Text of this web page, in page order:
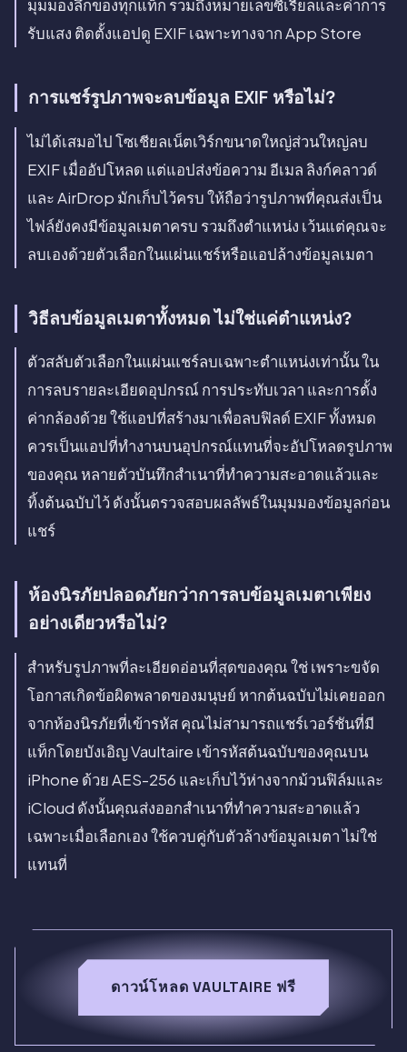
มุมมองลึกของทุกแท็ก รวมถึงหมายเลขซีเรียลและค่าการ
รับแสง ติดตั้งแอปดู EXIF เฉพาะทางจาก App Store
การแชร์รูปภาพจะลบข้อมูล EXIF หรือไม่?
ไม่ได้เสมอไป โซเชียลเน็ตเวิร์กขนาดใหญ่ส่วนใหญ่ลบ
EXIF เมื่ออัปโหลด แต่แอปส่งข้อความ อีเมล ลิงก์คลาวด์
และ AirDrop มักเก็บไว้ครบ ให้ถือว่ารูปภาพที่คุณส่งเป็น
ไฟล์ยังคงมีข้อมูลเมตาครบ รวมถึงตำแหน่ง เว้นแต่คุณจะ
ลบเองด้วยตัวเลือกในแผ่นแชร์หรือแอปล้างข้อมูลเมตา
วิธีลบข้อมูลเมตาทั้งหมด ไม่ใช่แค่ตำแหน่ง?
ตัวสลับตัวเลือกในแผ่นแชร์ลบเฉพาะตำแหน่งเท่านั้น ใน
การลบรายละเอียดอุปกรณ์ การประทับเวลา และการตั้ง
ค่ากล้องด้วย ใช้แอปที่สร้างมาเพื่อลบฟิลด์ EXIF ทั้งหมด
ควรเป็นแอปที่ทำงานบนอุปกรณ์แทนที่จะอัปโหลดรูปภาพ
ของคุณ หลายตัวบันทึกสำเนาที่ทำความสะอาดแล้วและ
ทิ้งต้นฉบับไว้ ดังนั้นตรวจสอบผลลัพธ์ในมุมมองข้อมูลก่อน
แชร์
ห้องนิรภัยปลอดภัยกว่าการลบข้อมูลเมตาเพียง
อย่างเดียวหรือไม่?
สำหรับรูปภาพที่ละเอียดอ่อนที่สุดของคุณ ใช่ เพราะขจัด
โอกาสเกิดข้อผิดพลาดของมนุษย์ หากต้นฉบับไม่เคยออก
จากห้องนิรภัยที่เข้ารหัส คุณไม่สามารถแชร์เวอร์ชันที่มี
แท็กโดยบังเอิญ Vaultaire เข้ารหัสต้นฉบับของคุณบน
iPhone ด้วย AES-256 และเก็บไว้ห่างจากม้วนฟิล์มและ
iCloud ดังนั้นคุณส่งออกสำเนาที่ทำความสะอาดแล้ว
เฉพาะเมื่อเลือกเอง ใช้ควบคู่กับตัวล้างข้อมูลเมตา ไม่ใช่
แทนที่
ดาวน์โหลด VAULTAIRE ฟรี